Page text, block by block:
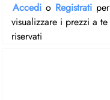
Accedi o Registrati per
visualizzare i prezzi a te
riservati